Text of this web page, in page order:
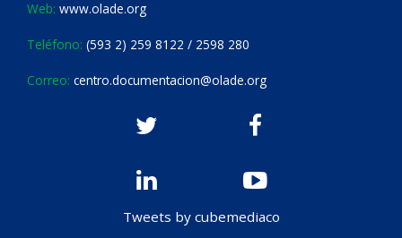
Web: www.olade.org
Teléfono: (593 2) 259 8122 / 2598 280
Correo: centro.documentacion@olade.org
Tweets by cubemediaco